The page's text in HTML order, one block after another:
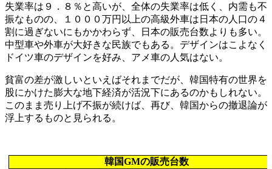
失業率は９．８％と高いが、全体の失業率は低く、内需も不
振なものの、１０００万円以上の高級外車は日本の人口の４
割に過ぎないにもかかわらず、日本の販売台数よりも多い。
中型車や外車が大好きな民族でもある。デザインはこよなく
ドイツ車のデザインを好み、アメ車の人気はない。
貧富の差が激しいといえばそれまでだが、韓国特有の世界を
股にかけた膨大な地下経済が活況下にあるのかもしれない。
このまま売り上げ不振が続けば、再び、韓国からの撤退論が
浮上するものと見られる。
韓国GMの販売台数